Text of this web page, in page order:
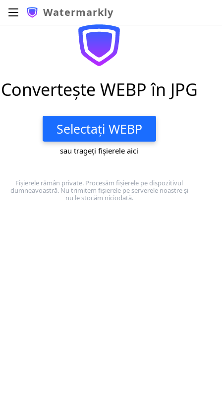
Watermarkly
Convertește WEBP în JPG
Selectați WEBP
sau trageți fișierele aici
Fișierele rămân private. Procesăm fișierele pe dispozitivul
dumneavoastră. Nu trimitem fișierele pe serverele noastre și
nu le stocăm niciodată.